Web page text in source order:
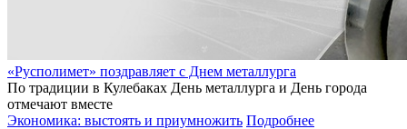
«Русполимет» поздравляет с Днем металлурга
По традиции в Кулебаках День металлурга и День города
отмечают вместе
Экономика: выстоять и приумножить Подробнее